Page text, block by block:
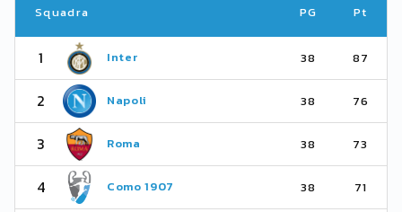
Squadra PG Pt
1 Inter 38 87
2 Napoli 38 76
3 Roma 38 73
4 Como 1907 38 71